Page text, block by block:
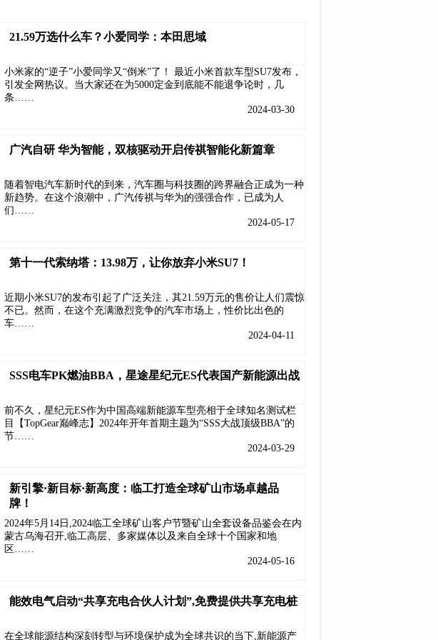
21.59万选什么车？小爱同学：本田思域
小米家的“逆子”小爱同学又“倒米”了！ 最近小米首款车型SU7发布，
引发全网热议。当大家还在为5000定金到底能不能退争论时，几
条……
2024-03-30
广汽自研 华为智能，双核驱动开启传祺智能化新篇章
随着智电汽车新时代的到来，汽车圈与科技圈的跨界融合正成为一种
新趋势。在这个浪潮中，广汽传祺与华为的强强合作，已成为人
们……
2024-05-17
第十一代索纳塔：13.98万，让你放弃小米SU7！
近期小米SU7的发布引起了广泛关注，其21.59万元的售价让人们震惊
不已。然而，在这个充满激烈竞争的汽车市场上，性价比出色的
车……
2024-04-11
SSS电车PK燃油BBA，星途星纪元ES代表国产新能源出战
前不久，星纪元ES作为中国高端新能源车型亮相于全球知名测试栏
目【TopGear巅峰志】2024年开年首期主题为“SSS大战顶级BBA”的
节……
2024-03-29
新引擎·新目标·新高度：临工打造全球矿山市场卓越品
牌！
2024年5月14日,2024临工全球矿山客户节暨矿山全套设备品鉴会在内
蒙古乌海召开,临工高层、多家媒体以及来自全球十个国家和地
区……
2024-05-16
能效电气启动“共享充电合伙人计划”,免费提供共享充电桩
在全球能源结构深刻转型与环境保护成为全球共识的当下,新能源产